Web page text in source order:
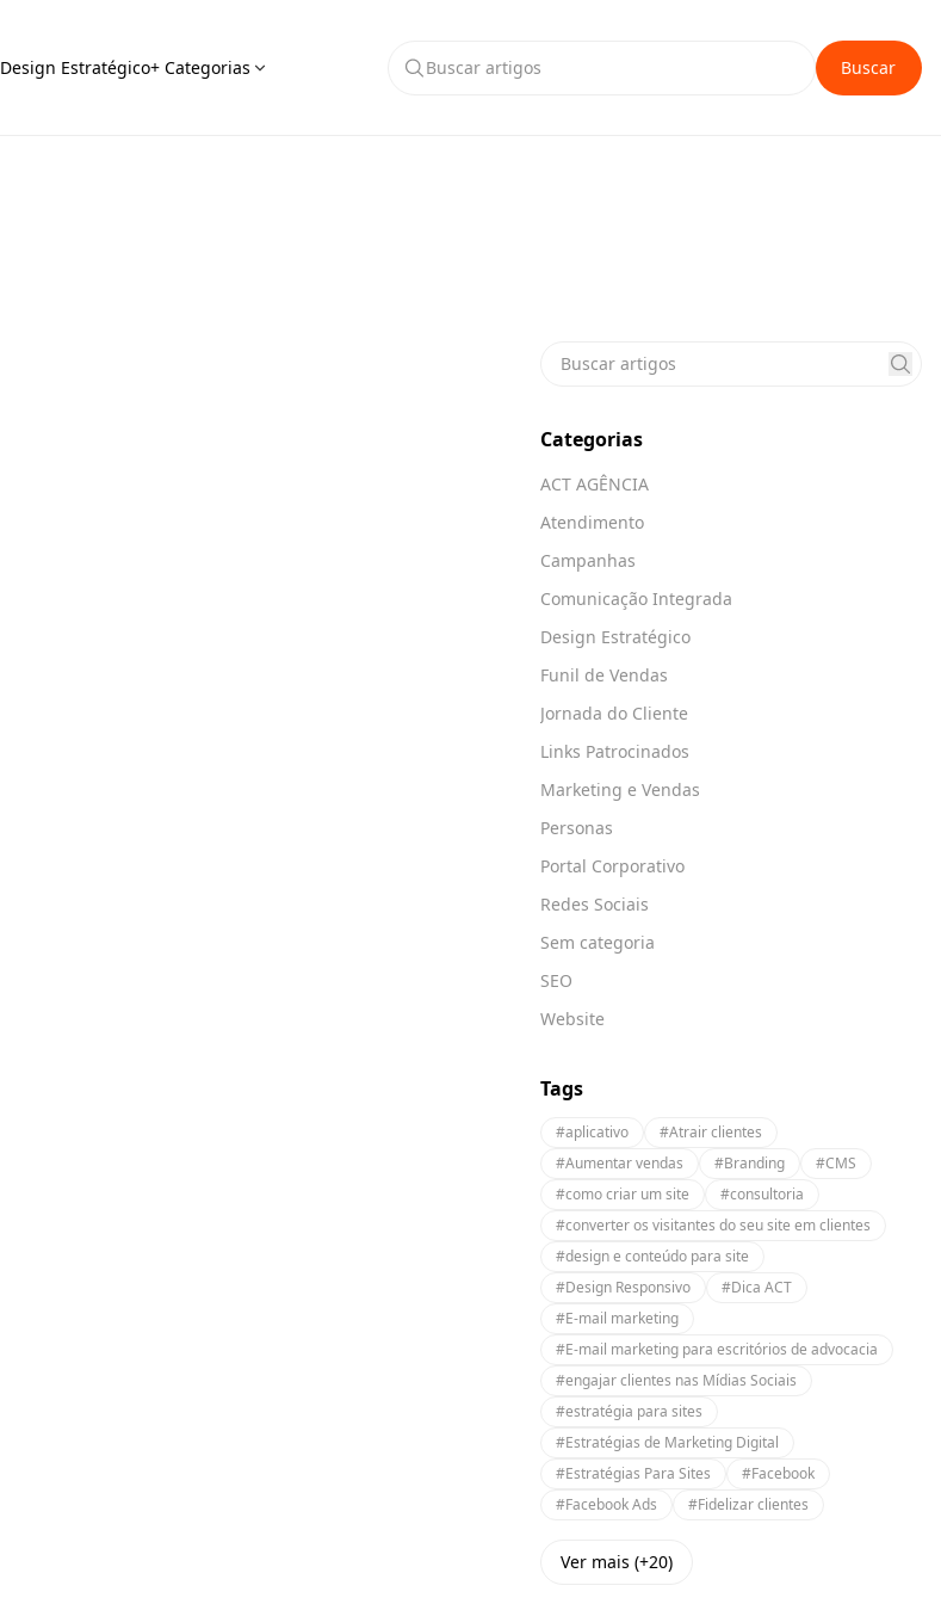
Design Estratégico+ Categorias Buscar
Categorias
ACT AGÊNCIA
Atendimento
Campanhas
Comunicação Integrada
Design Estratégico
Funil de Vendas
Jornada do Cliente
Links Patrocinados
Marketing e Vendas
Personas
Portal Corporativo
Redes Sociais
Sem categoria
SEO
Website
Tags
#aplicativo
#Atrair clientes
#Aumentar vendas
#Branding
#CMS
#como criar um site
#consultoria
#converter os visitantes do seu site em clientes
#design e conteúdo para site
#Design Responsivo
#Dica ACT
#E-mail marketing
#E-mail marketing para escritórios de advocacia
#engajar clientes nas Mídias Sociais
#estratégia para sites
#Estratégias de Marketing Digital
#Estratégias Para Sites
#Facebook
#Facebook Ads
#Fidelizar clientes
Ver mais (+20)